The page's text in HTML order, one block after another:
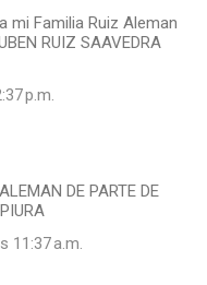
mi Familia Ruiz Aleman
RUIZ SAAVEDRA
p.m.
DE PARTE DE
11:37 a.m.